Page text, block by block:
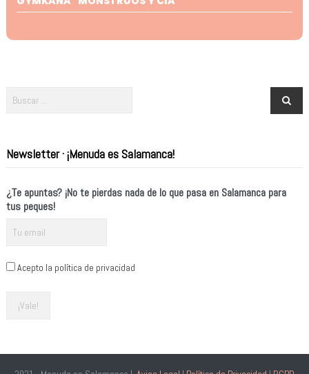
Newsletter · ¡Menuda es Salamanca!
¿Te apuntas? ¡No te pierdas nada de lo que pasa en Salamanca para
tus peques!
Acepto la política de privacidad